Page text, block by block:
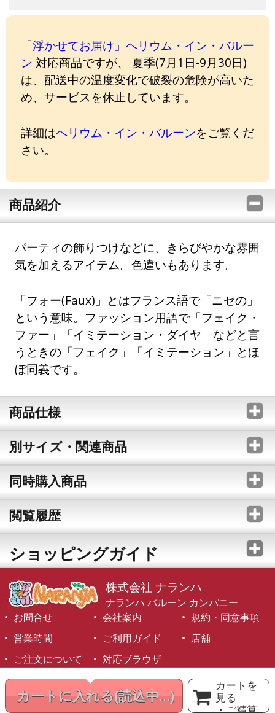
カートに入れる(読込中...)
カートを
見る
・ご精算
「浮かせてお届け」ヘリウム・イン・バルー
ン 対応商品ですが、 夏季(7月1日-9月30日)
は、配送中の温度変化で破裂の危険が高いた
め、サービスを休止しています。
詳細はヘリウム・イン・バルーンをご覧くだ
さい。
商品紹介
パーティの飾りつけなどに、きらびやかな雰囲
気を加えるアイテム。色違いもあります。
「フォー(Faux)」とはフランス語で「ニセの」
という意味。ファッション用語で「フェイク・
ファー」「イミテーション・ダイヤ」などと言
うときの「フェイク」「イミテーション」とほ
ぼ同義です。
商品仕様
別サイズ・関連商品
同時購入商品
閲覧履歴
ショッピングガイド
株式会社 ナランハ
ナランハ バルーン カンパニー
お問合せ
会社案内
規約・同意事項
営業時間
ご利用ガイド
店舗
ご注文について
対応ブラウザ
©1999-2026 NARANJA Inc. All Rights Reserved.